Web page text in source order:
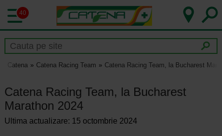
40
Catena Catena Racing Team Catena Racing Team, la Bucharest
Catena Racing Team, la Bucharest
Marathon 2024
Ultima actualizare: 15 octombrie 2024